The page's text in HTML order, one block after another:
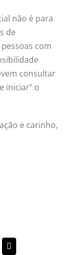
não é para
de
com
consultar
iniciar” o
e carinho,
E-